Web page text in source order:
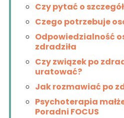
Czy pytać o
Czego potrzebuje
Odpowiedzialność
zdradziła
Czy związek po
uratować?
Jak rozmawiać po
Psychoterapia
Poradni FOCUS